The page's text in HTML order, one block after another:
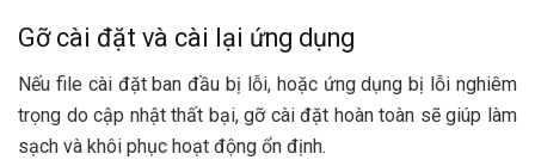
Gỡ cài đặt và cài lại ứng dụng
Nếu file cài đặt ban đầu bị lỗi, hoặc ứng dụng bị lỗi nghiêm
trọng do cập nhật thất bại, gỡ cài đặt hoàn toàn sẽ giúp làm
sạch và khôi phục hoạt động ổn định.